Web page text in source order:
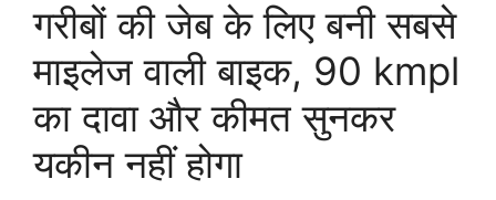
गरीबों की जेब के लिए बनी सबसे
माइलेज वाली बाइक, 90 kmpl
का दावा और कीमत सुनकर
यकीन नहीं होगा